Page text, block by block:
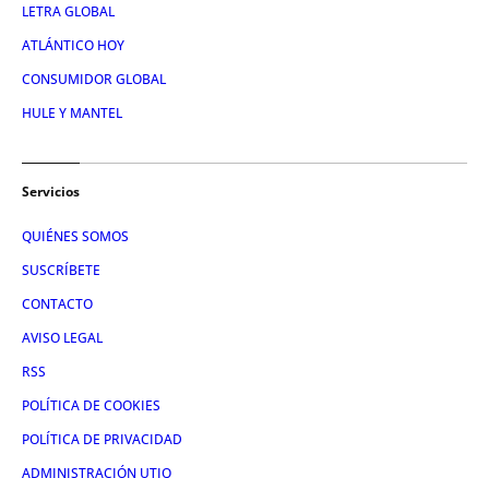
LETRA GLOBAL
ATLÁNTICO HOY
CONSUMIDOR GLOBAL
HULE Y MANTEL
Servicios
QUIÉNES SOMOS
SUSCRÍBETE
CONTACTO
AVISO LEGAL
RSS
POLÍTICA DE COOKIES
POLÍTICA DE PRIVACIDAD
ADMINISTRACIÓN UTIQ